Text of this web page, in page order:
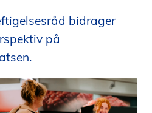
bidrager
på